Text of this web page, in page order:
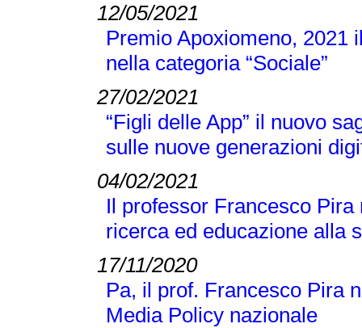
12/05/2021
Premio Apoxiomeno, 2021
nella categoria “Sociale”
27/02/2021
“Figli delle App” il nuovo
sulle nuove generazioni
04/02/2021
Il professor Francesco
ricerca ed educazione alla
17/11/2020
Pa, il prof. Francesco Pira
Media Policy nazionale